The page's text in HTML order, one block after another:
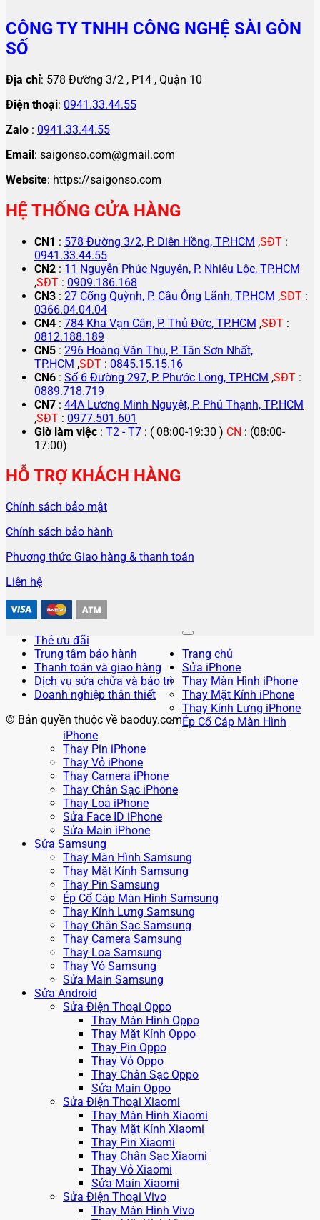
CÔNG TY TNHH CÔNG NGHỆ SÀI GÒN
SỐ
Địa chỉ: 578 Đường 3/2 , P14 , Quận 10
Điện thoại: 0941.33.44.55
Zalo : 0941.33.44.55
Email: saigonso.com@gmail.com
Website: https://saigonso.com
HỆ THỐNG CỬA HÀNG
CN1 : 578 Đường 3/2, P. Diên Hồng, TP.HCM ,SĐT :
0941.33.44.55
CN2 : 11 Nguyễn Phúc Nguyên, P. Nhiêu Lộc, TP.HCM
,SĐT : 0909.186.168
CN3 : 27 Cống Quỳnh, P. Cầu Ông Lãnh, TP.HCM ,SĐT :
0366.04.04.04
CN4 : 784 Kha Vạn Cân, P. Thủ Đức, TP.HCM ,SĐT :
0812.188.189
CN5 : 296 Hoàng Văn Thụ, P. Tân Sơn Nhất,
TP.HCM ,SĐT : 0845.15.15.16
CN6 : Số 6 Đường 297, P. Phước Long, TP.HCM ,SĐT :
0889.718.719
CN7 : 44A Lương Minh Nguyệt, P. Phú Thạnh, TP.HCM
,SĐT : 0977.501.601
Giờ làm việc : T2 - T7 : ( 08:00-19:30 ) CN : (08:00-
17:00)
HỖ TRỢ KHÁCH HÀNG
Chính sách bảo mật
Chính sách bảo hành
Phương thức Giao hàng & thanh toán
Liên hệ
Thẻ ưu đãi
Trung tâm bảo hành
Thanh toán và giao hàng
Dịch vụ sửa chữa và bảo trì
Doanh nghiệp thân thiết
© Bản quyền thuộc về baoduy.com
Trang chủ
Sửa iPhone
Thay Màn Hình iPhone
Thay Mặt Kính iPhone
Thay Kính Lưng iPhone
Ép Cổ Cáp Màn Hình
iPhone
Thay Pin iPhone
Thay Vỏ iPhone
Thay Camera iPhone
Thay Chân Sạc iPhone
Thay Loa iPhone
Sửa Face ID iPhone
Sửa Main iPhone
Sửa Samsung
Thay Màn Hình Samsung
Thay Mặt Kính Samsung
Thay Pin Samsung
Ép Cổ Cáp Màn Hình Samsung
Thay Kính Lưng Samsung
Thay Chân Sạc Samsung
Thay Camera Samsung
Thay Loa Samsung
Thay Vỏ Samsung
Sửa Main Samsung
Sửa Android
Sửa Điện Thoại Oppo
Thay Màn Hình Oppo
Thay Mặt Kính Oppo
Thay Pin Oppo
Thay Vỏ Oppo
Thay Chân Sạc Oppo
Sửa Main Oppo
Sửa Điện Thoại Xiaomi
Thay Màn Hình Xiaomi
Thay Mặt Kính Xiaomi
Thay Pin Xiaomi
Thay Chân Sạc Xiaomi
Thay Vỏ Xiaomi
Sửa Main Xiaomi
Sửa Điện Thoại Vivo
Thay Màn Hình Vivo